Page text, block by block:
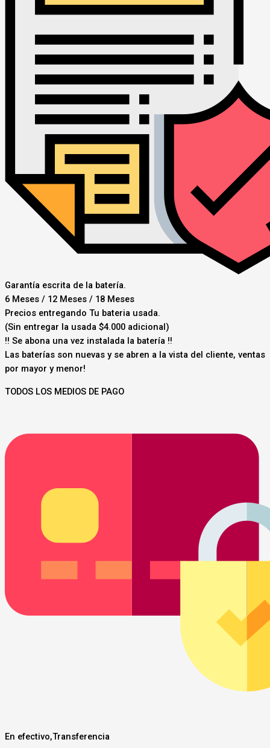
Garantía escrita de la batería.
6 Meses / 12 Meses / 18 Meses
Precios entregando Tu bateria usada.
(Sin entregar la usada $4.000 adicional)
‼️ Se abona una vez instalada la batería ‼️
Las baterías son nuevas y se abren a la vista del cliente, ventas
por mayor y menor!
TODOS LOS MEDIOS DE PAGO
En efectivo,Transferencia